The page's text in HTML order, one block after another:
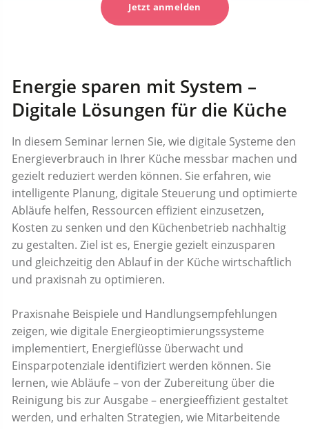
Jetzt anmelden
Energie sparen mit System –
Digitale Lösungen für die Küche
In diesem Seminar lernen Sie, wie digitale Systeme den
Energieverbrauch in Ihrer Küche messbar machen und
gezielt reduziert werden können. Sie erfahren, wie
intelligente Planung, digitale Steuerung und optimierte
Abläufe helfen, Ressourcen effizient einzusetzen,
Kosten zu senken und den Küchenbetrieb nachhaltig
zu gestalten. Ziel ist es, Energie gezielt einzusparen
und gleichzeitig den Ablauf in der Küche wirtschaftlich
und praxisnah zu optimieren.
Praxisnahe Beispiele und Handlungsempfehlungen
zeigen, wie digitale Energieoptimierungssysteme
implementiert, Energieflüsse überwacht und
Einsparpotenziale identifiziert werden können. Sie
lernen, wie Abläufe – von der Zubereitung über die
Reinigung bis zur Ausgabe – energieeffizient gestaltet
werden, und erhalten Strategien, wie Mitarbeitende